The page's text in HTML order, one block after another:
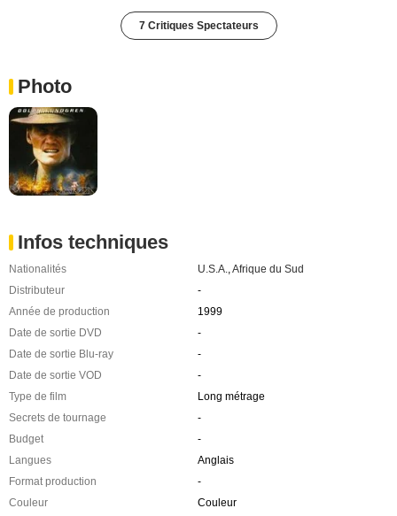
7 Critiques Spectateurs
Photo
Infos techniques
Nationalités U.S.A. Afrique du Sud
Distributeur
-
Année de production
1999
Date de sortie DVD
-
Date de sortie Blu-ray
-
Date de sortie VOD
-
Type de film
Long métrage
Secrets de tournage
-
Budget
-
Langues
Anglais
Format production
-
Couleur
Couleur